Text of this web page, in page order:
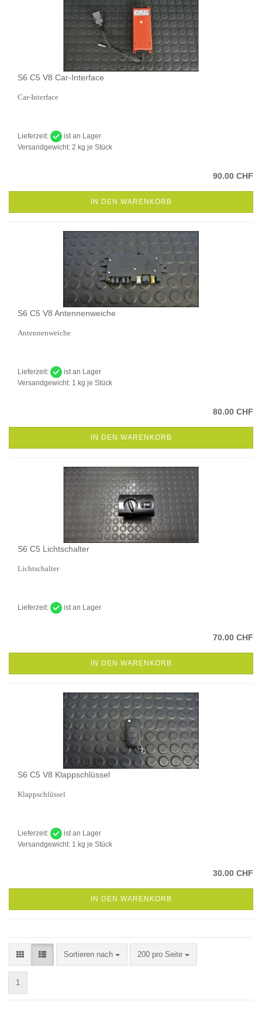
S6 C5 V8 Car-Interface
Car-Interface
Lieferzeit:
ist an Lager
Versandgewicht: 2 kg je Stück
90.00 CHF
IN DEN WARENKORB
S6 C5 V8 Antennenweiche
Antennenweiche
Lieferzeit:
ist an Lager
Versandgewicht: 1 kg je Stück
80.00 CHF
IN DEN WARENKORB
S6 C5 Lichtschalter
Lichtschalter
Lieferzeit: ist an Lager
70.00 CHF
IN DEN WARENKORB
S6 C5 V8 Klappschlüssel
Klappschlüssel
Lieferzeit:
ist an Lager
Versandgewicht: 1 kg je Stück
30.00 CHF
IN DEN WARENKORB
Sortieren nach
Sortieren nach 200 pro Seite
pro Seite
1